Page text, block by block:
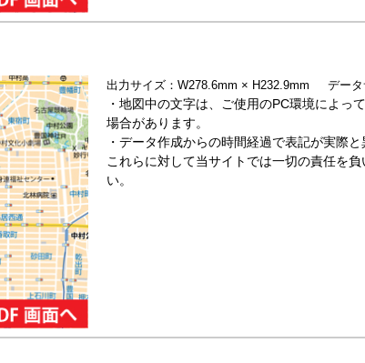
出力サイズ：W278.6mm × H232.9mm デー
・地図中の文字は、ご使用のPC環境によっ
場合があります。
・データ作成からの時間経過で表記が実際
これらに対して当サイトでは一切の責任を
い。